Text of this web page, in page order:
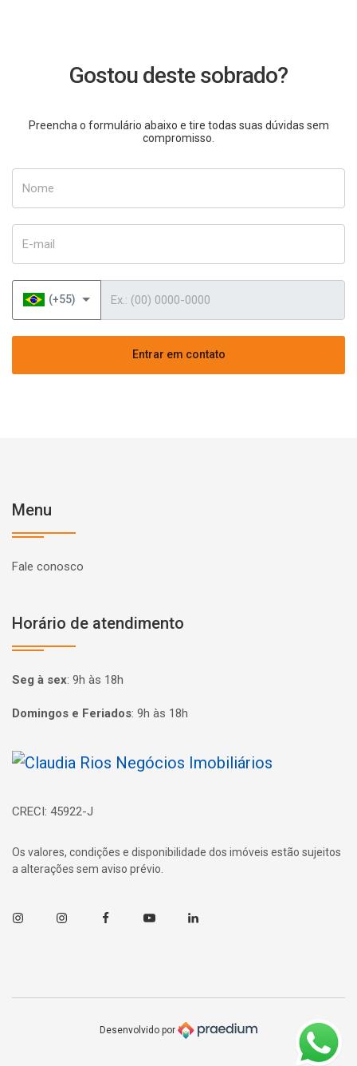
Gostou deste sobrado?
Preencha o formulário abaixo e tire todas suas dúvidas sem
compromisso.
(+55)
Entrar em contato
Menu
Fale conosco
Horário de atendimento
Seg à sex: 9h às 18h
Domingos e Feriados: 9h às 18h
Página inicial
CRECI: 45922-J
Os valores, condições e disponibilidade dos imóveis estão sujeitos
a alterações sem aviso prévio.
InstagramInstagramFacebookYoutube Linkedin
Desenvolvido por